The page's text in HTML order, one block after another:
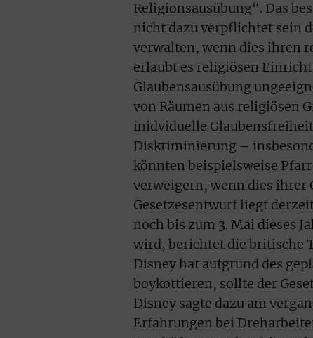
Religionsausübung“. Das
nicht dazu verpflichtet sein
verwalten, wenn dies ihren
erlaubt es religiösen
Glaubensausübung
von Räumen aus religiösen
inidviduelle
Diskriminierung –
könnten beispielsweise
verweigern, wenn dies ihrer
Gesetzesentwurf liegt
noch bis zum 3. Mai dieses
wird, berichtet die britische
Disney hat aufgrund des
boykottieren, sollte der
Disney sagte dazu am
Erfahrungen bei